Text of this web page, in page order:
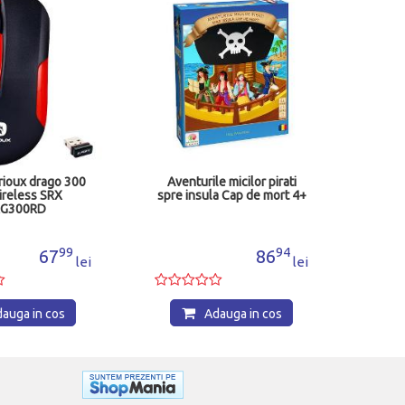
drago 300
SRX
6799
lei
in cos
Aventurile micilor pirati
spre insula Cap de mort 4+
8694
lei
Adauga in cos